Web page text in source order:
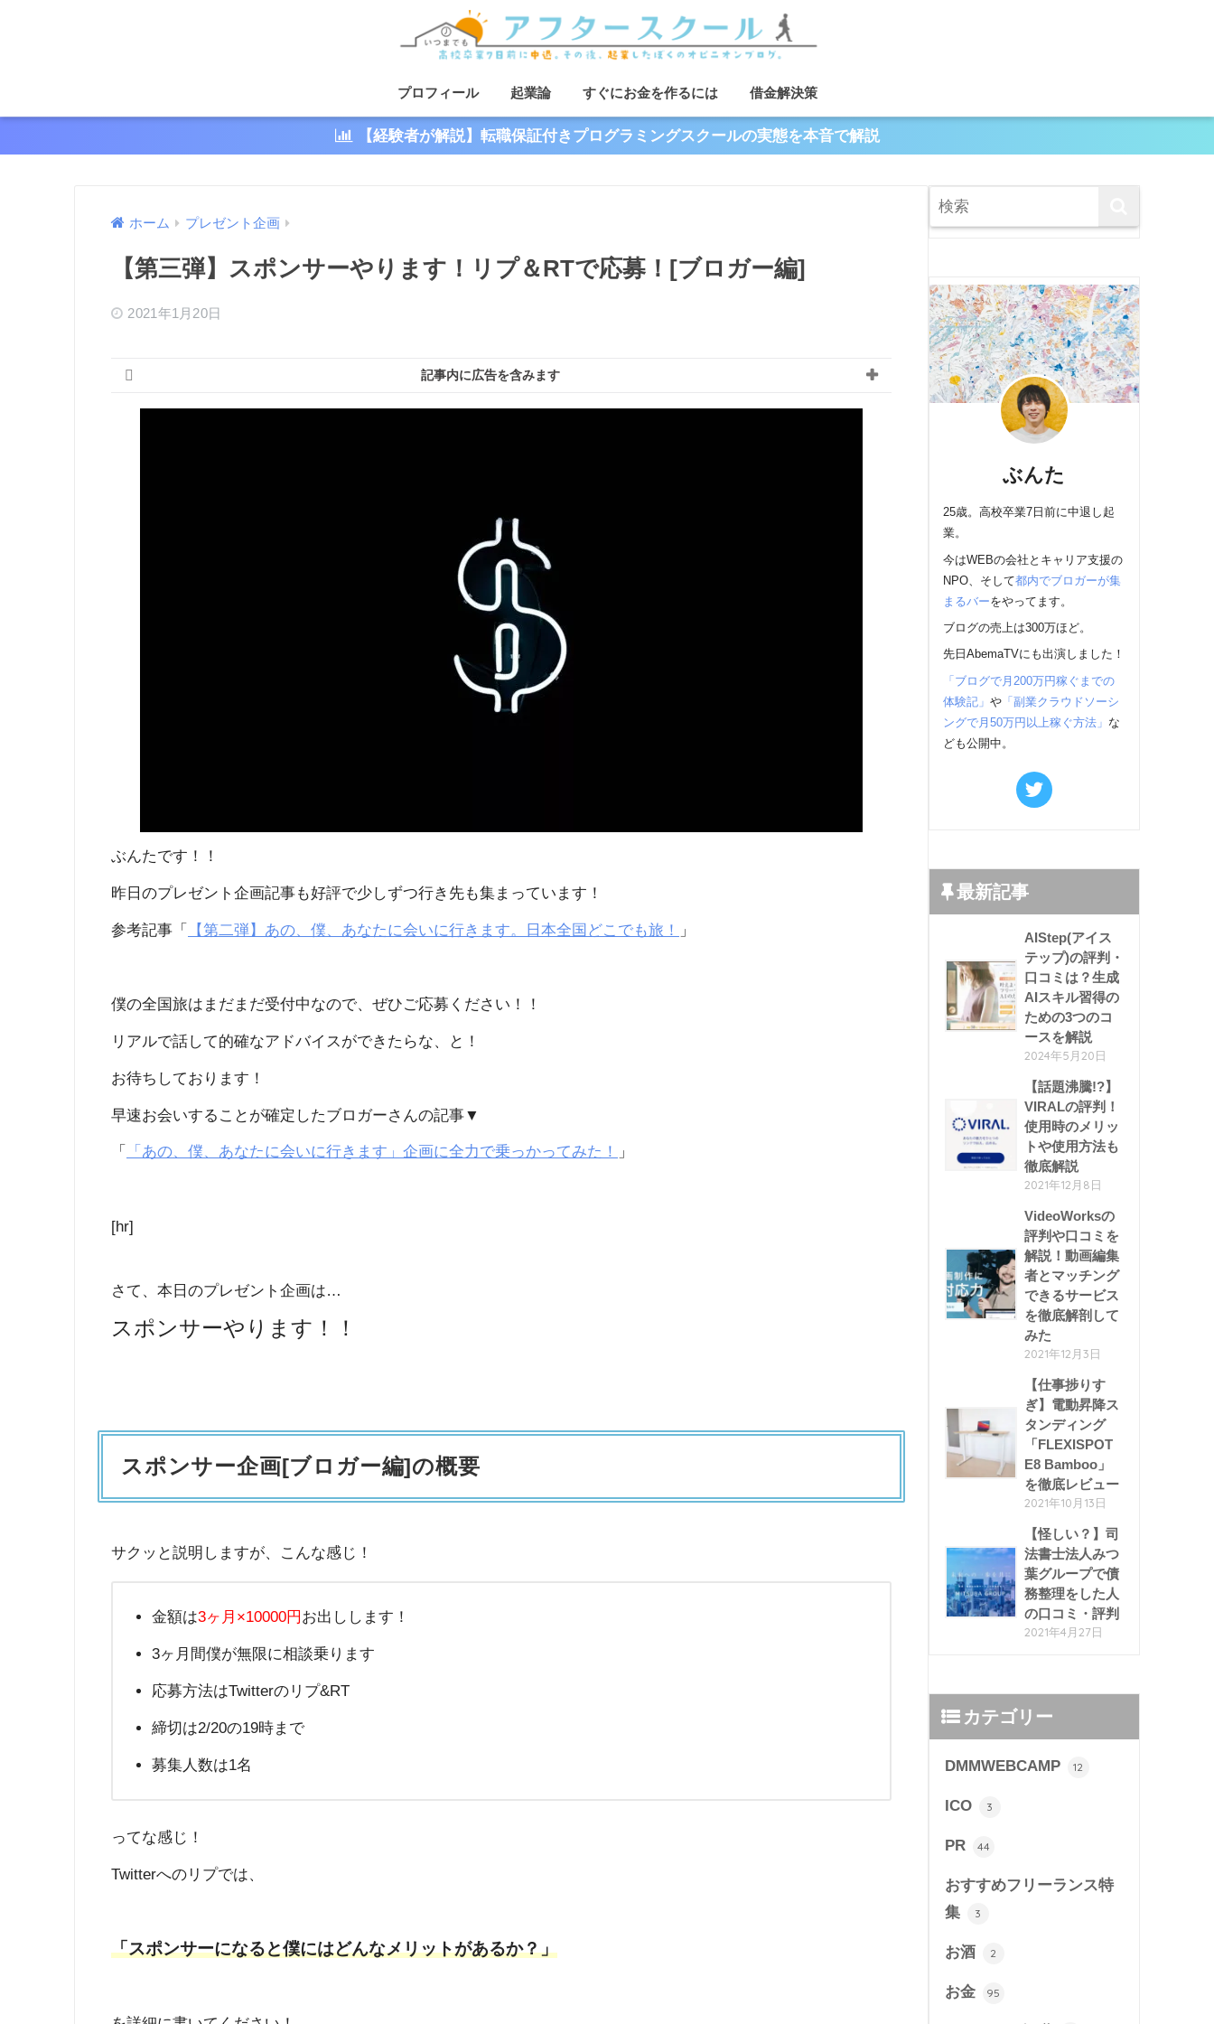
プロフィール 起業論 すぐにお金を作るには 借金解決策
【経験者が解説】転職保証付きプログラミングスクールの実態を本音で解説
ホーム プレゼント企画
【第三弾】スポンサーやります！リプ＆RTで応募！[ブロガー編]
2021年1月20日
記事内に広告を含みます
ぶんたです！！
昨日のプレゼント企画記事も好評で少しずつ行き先も集まっています！
参考記事「 【第二弾】あの、僕、あなたに会いに行きます。日本全国どこでも旅！ 」
僕の全国旅はまだまだ受付中なので、ぜひご応募ください！！
リアルで話して的確なアドバイスができたらな、と！
お待ちしております！
早速お会いすることが確定したブロガーさんの記事▼
「 「あの、僕、あなたに会いに行きます」企画に全力で乗っかってみた！ 」
[hr]
さて、本日のプレゼント企画は…
スポンサーやります！！
スポンサー企画[ブロガー編]の概要
サクッと説明しますが、こんな感じ！
金額は3ヶ月×10000円 お出しします！
3ヶ月間僕が無限に相談乗ります
応募方法はTwitterのリプ&RT
締切は2/20の19時まで
募集人数は1名
ってな感じ！
Twitterへのリプでは、
「スポンサーになると僕にはどんなメリットがあるか？」
ぶんた
25歳。高校卒業7日前に中退し起
業。
今はWEBの会社とキャリア支援の
NPO、そして都内でブロガーが集
まるバーをやってます。
ブログの売上は300万ほど。
先日AbemaTVにも出演しました！
「ブログで月200万円稼ぐまでの
体験記」 や「副業クラウドソーシ
ングで月50万円以上稼ぐ方法」 な
ども公開中。
最新記事
AIStep(アイス
テップ)の評判・
口コミは？生成
AIスキル習得の
ための3つのコ
ースを解説
2024年5月20日
【話題沸騰!?】
VIRALの評判！
使用時のメリッ
トや使用方法も
徹底解説
2021年12月8日
VideoWorksの
評判や口コミを
解説！動画編集
者とマッチング
できるサービス
を徹底解剖して
みた
2021年12月3日
【仕事捗りす
ぎ】電動昇降ス
タンディング
「FLEXISPOT
E8 Bamboo」
を徹底レビュー
2021年10月13日
【怪しい？】司
法書士法人みつ
葉グループで債
務整理をした人
の口コミ・評判
2021年4月27日
カテゴリー
DMMWEBCAMP 12
ICO 3
PR 44
おすすめフリーランス特
集
3
お酒 2
お金 95